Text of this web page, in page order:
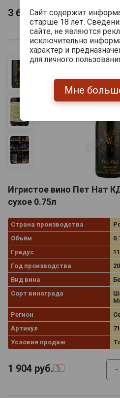
3 672руб. -
Игристое вино Пет Нат
сухое 0.75л
Страна производства
Объём
Градус
Год производства
Вид вина
Сорт винограда
Регион
Артикул
Условия продаж
1 904 руб. -
Сайт содержит
старше 18 лет.
сайте, не являются
исключительно
характер и
для личного
Мне